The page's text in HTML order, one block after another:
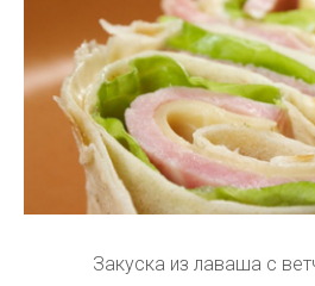
Закуска из лаваша с